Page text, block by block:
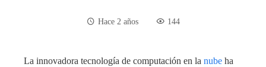
Hace 2 años 144
La innovadora tecnología de computación en la nube ha